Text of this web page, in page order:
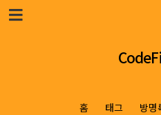
본문 바로가기
홈 태그 방명